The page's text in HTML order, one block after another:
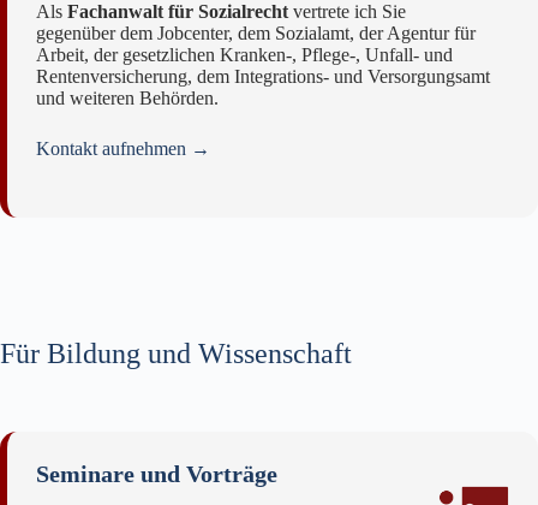
Als Fachanwalt für Sozialrechtvertrete ich Sie
gegenüber dem Jobcenter, dem Sozialamt, der Agentur für
Arbeit, der gesetzlichen Kranken‑, Pflege‑, Unfall‑ und
Rentenversicherung, dem Integrations‑ und Versorgungsamt
und weiteren Behörden.
Kontakt aufnehmen →
Für Bildung und Wissenschaft
Seminare und Vorträge